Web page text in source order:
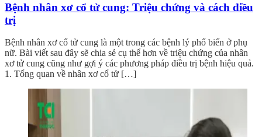
Bệnh nhân xơ cổ tử cung: Triệu chứng và cách điều
trị
Bệnh nhân xơ cổ tử cung là một trong các bệnh lý phổ biến ở phụ
nữ. Bài viết sau đây sẽ chia sẻ cụ thể hơn về triệu chứng của nhân
xơ tử cung cũng như gợi ý các phương pháp điều trị bệnh hiệu quả.
1. Tổng quan về nhân xơ cổ tử […]